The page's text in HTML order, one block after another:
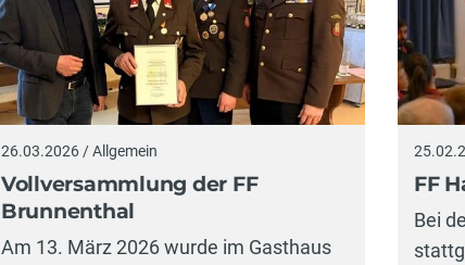
26.03.2026 / Allgemein
Vollversammlung der FF
Brunnenthal
Am 13. März 2026 wurde im Gasthaus
FF
Bei